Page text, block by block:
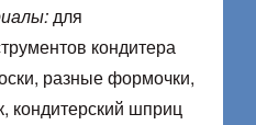
для
кондитера
разные формочки,
кондитерский шприц